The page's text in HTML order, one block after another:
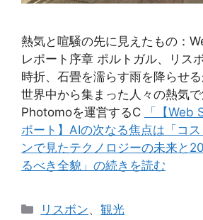
熱気と喧騒の先に見えたもの：
レポート序章 ポルトガル、リス
時折、石畳を濡らす雨を降らせ
世界中から集まった人々の熱気で
Photomoを運営するC
「【Web
ポート】AIの次なる焦点は「コ
ンで見たテクノロジーの未来と
るべき全貌」の続きを読む
カ
リスボン、観光